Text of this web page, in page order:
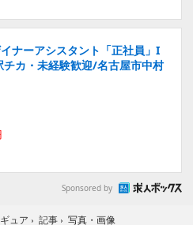
ナーアシスタント「正社員」I
カ・未経験歓迎/名古屋市中村
Sponsored by
ュア › 記事 › 写真・画像